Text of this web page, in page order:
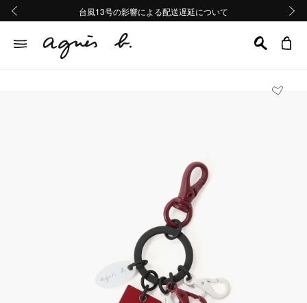
熊本地域地震の影響による配送遅延について
Summer Sale 2buy10%OFF!!
台風13号の影響による配送遅延について
熊本地域地震の影響による配送遅延について
Summer Sale 2buy10%OFF!!